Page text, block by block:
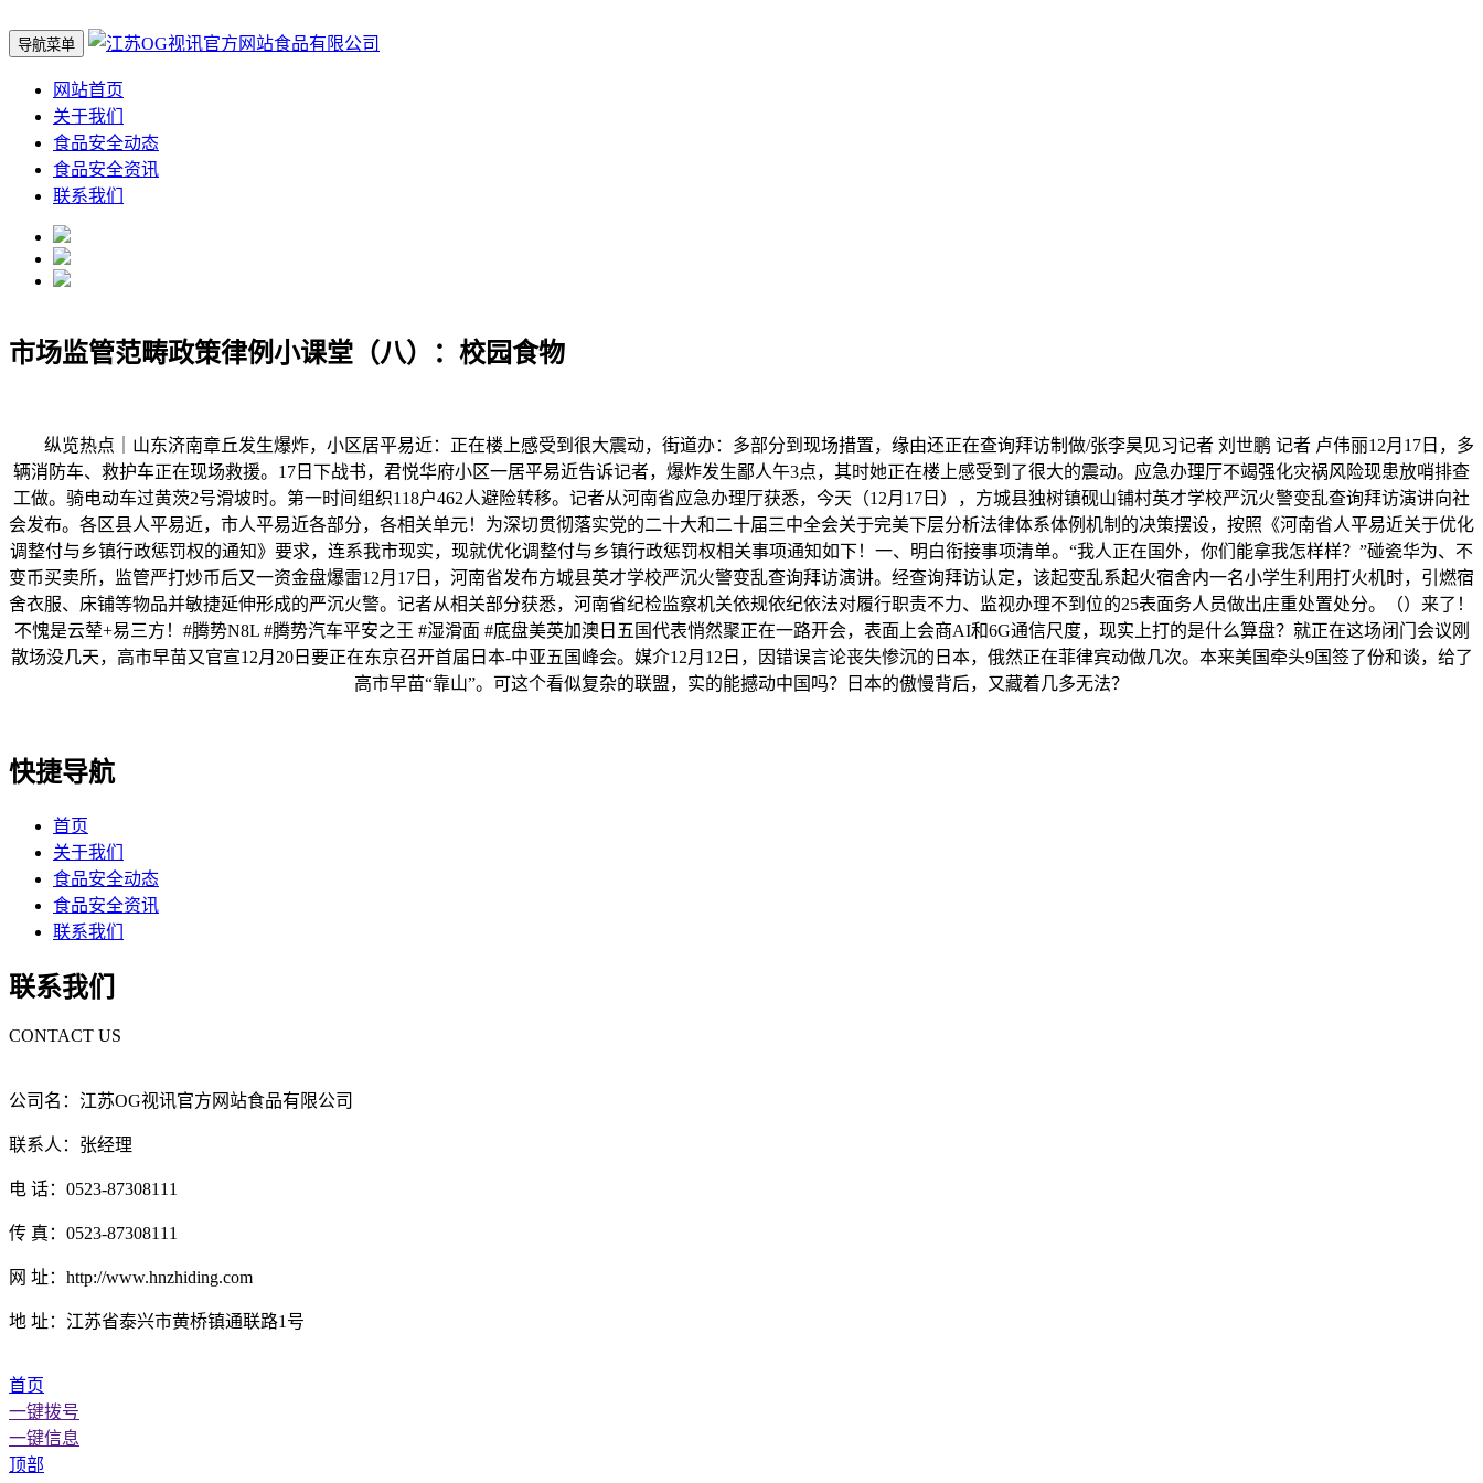
导航菜单
网站首页
关于我们
食品安全动态
食品安全资讯
联系我们
市场监管范畴政策律例小课堂（八）：校园食物
纵览热点｜山东济南章丘发生爆炸，小区居平易近：正在楼上感受到很大震动，街道办：多部分到现场措置，缘由还正在查询拜访制做/张李昊见习记者 刘世鹏 记者 卢伟丽12月17日，多
辆消防车、救护车正在现场救援。17日下战书，君悦华府小区一居平易近告诉记者，爆炸发生鄙人午3点，其时她正在楼上感受到了很大的震动。应急办理厅不竭强化灾祸风险现患放哨排查
工做。骑电动车过黄茨2号滑坡时。第一时间组织118户462人避险转移。记者从河南省应急办理厅获悉，今天（12月17日），方城县独树镇砚山铺村英才学校严沉火警变乱查询拜访演讲向社
会发布。各区县人平易近，市人平易近各部分，各相关单元！为深切贯彻落实党的二十大和二十届三中全会关于完美下层分析法律体系体例机制的决策摆设，按照《河南省人平易近关于优化
调整付与乡镇行政惩罚权的通知》要求，连系我市现实，现就优化调整付与乡镇行政惩罚权相关事项通知如下！一、明白衔接事项清单。“我人正在国外，你们能拿我怎样样？”碰瓷华为、不
变币买卖所，监管严打炒币后又一资金盘爆雷12月17日，河南省发布方城县英才学校严沉火警变乱查询拜访演讲。经查询拜访认定，该起变乱系起火宿舍内一名小学生利用打火机时，引燃宿
舍衣服、床铺等物品并敏捷延伸形成的严沉火警。记者从相关部分获悉，河南省纪检监察机关依规依纪依法对履行职责不力、监视办理不到位的25表面务人员做出庄重处置处分。（）来了！
不愧是云辇+易三方！#腾势N8L #腾势汽车平安之王 #湿滑面 #底盘美英加澳日五国代表悄然聚正在一路开会，表面上会商AI和6G通信尺度，现实上打的是什么算盘？就正在这场闭门会议刚
散场没几天，高市早苗又官宣12月20日要正在东京召开首届日本-中亚五国峰会。媒介12月12日，因错误言论丧失惨沉的日本，俄然正在菲律宾动做几次。本来美国牵头9国签了份和谈，给了
高市早苗“靠山”。可这个看似复杂的联盟，实的能撼动中国吗？日本的傲慢背后，又藏着几多无法？
快捷导航
首页
关于我们
食品安全动态
食品安全资讯
联系我们
联系我们
CONTACT US
公司名：江苏OG视讯官方网站食品有限公司
联系人：张经理
电 话：0523-87308111
传 真：0523-87308111
网 址：http://www.hnzhiding.com
地 址：江苏省泰兴市黄桥镇通联路1号
首页
一键拨号
一键信息
顶部